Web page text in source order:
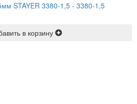
STAYER 3380-1,5 - 3380-1,5
в корзину